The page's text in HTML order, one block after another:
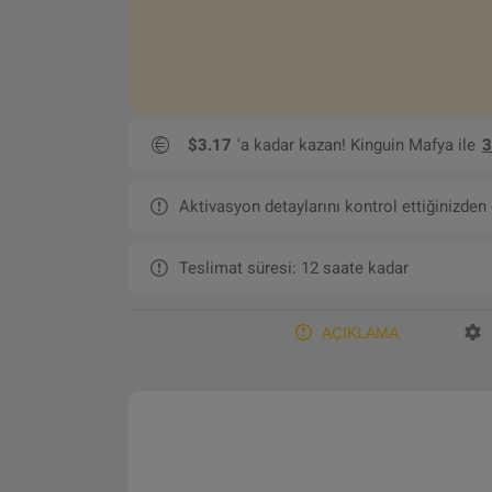
$3.17 'a kadar kazan! Kinguin Mafya ile
Aktivasyon detaylarını kontrol
Teslimat süresi: 12 saate kadar
AÇIKLAMA